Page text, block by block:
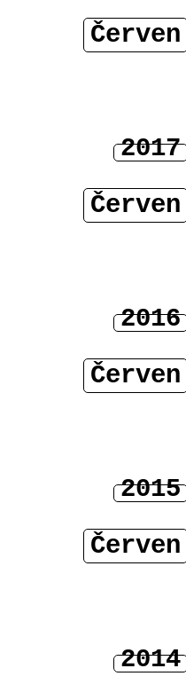
Červen
2017
Červen
2016
Červen
2015
Červen
2014